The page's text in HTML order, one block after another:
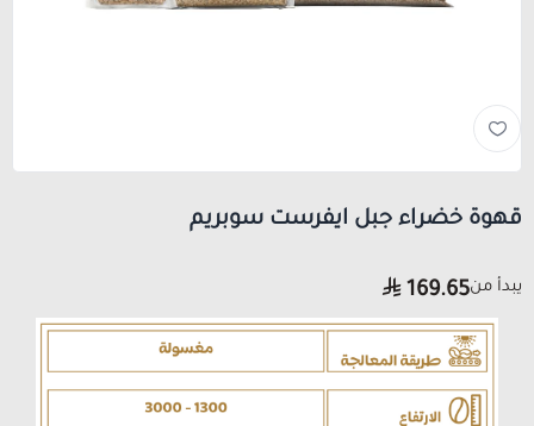
قهوة خضراء جبل ايفرست سوبريم
يبدأ من169.65